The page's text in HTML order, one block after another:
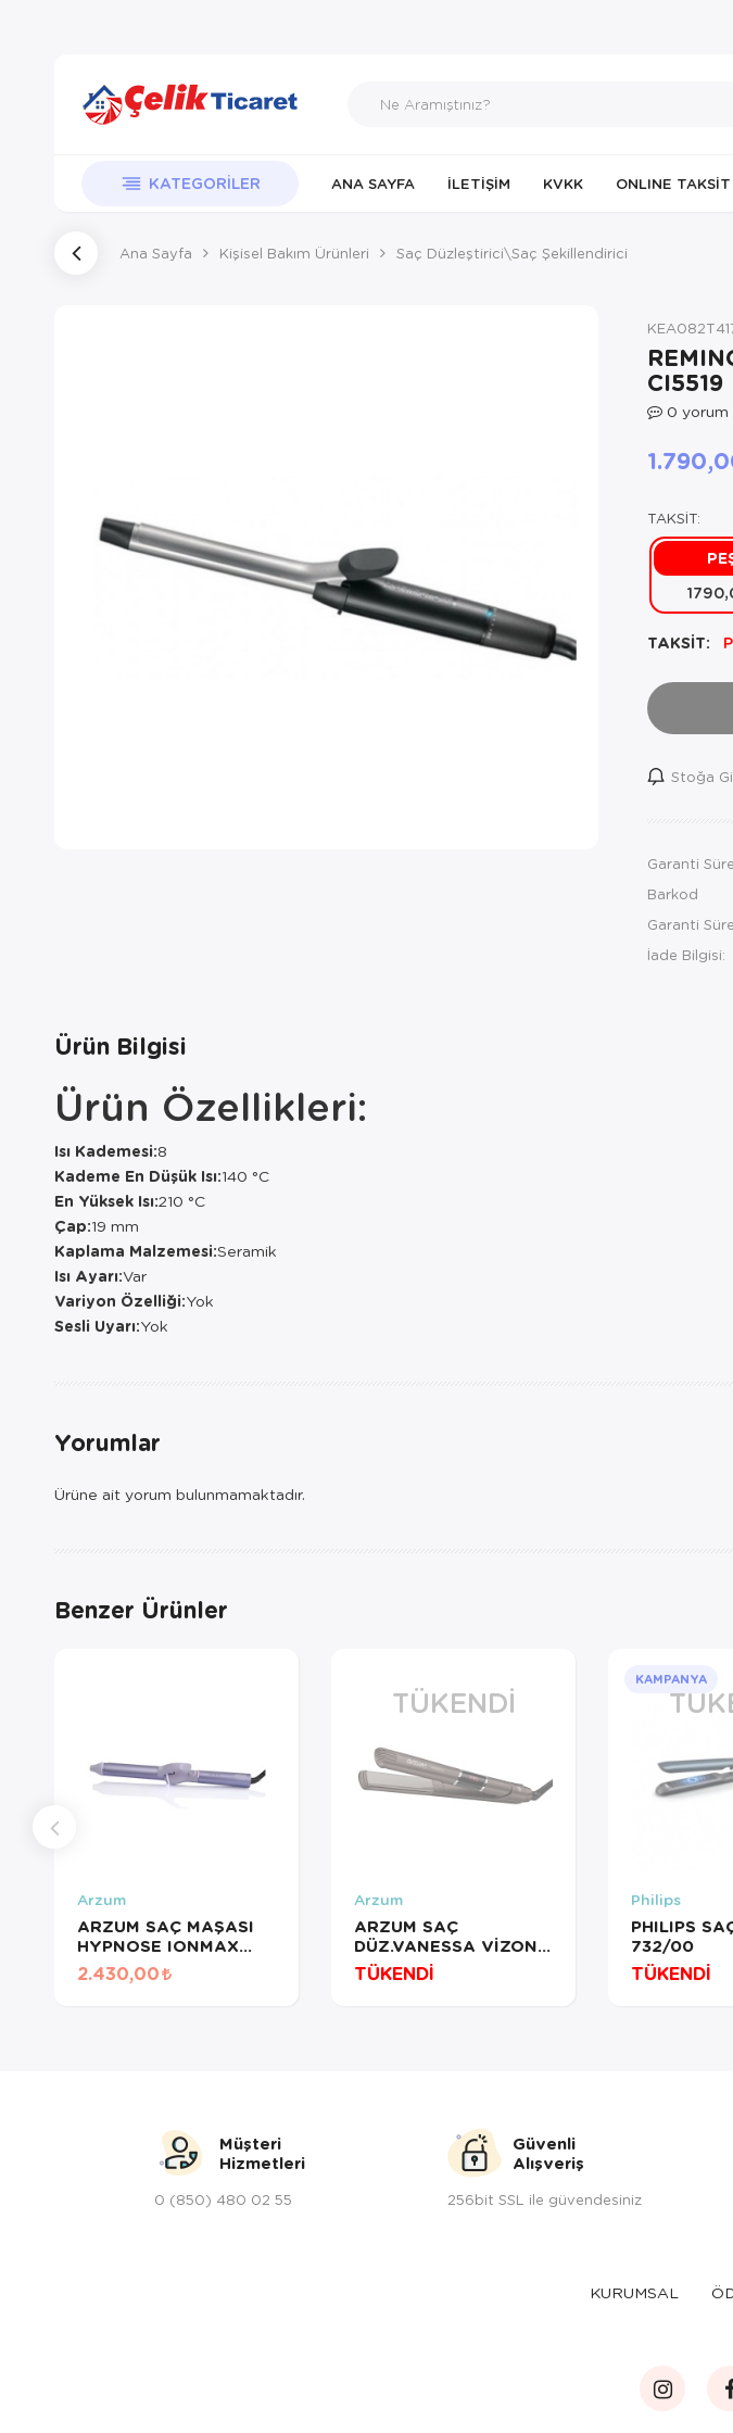
KATEGORILER ANA SAYFA İLETIŞIM KVKK ONLINE
Ana Sayfa Kişisel Bakım Ürünleri Saç Düzleştirici\Saç Şekillendirici
CI5519
0 yorum
TAKSİT:
TAKSİT:
Stoğa
Garanti
Barkod
Garanti
İade Bilgisi:
Ürün Bilgisi
Ürün Özellikleri:
Isı Kademesi:8
Kademe En Düşük Isı:140 °C
En Yüksek Isı:210 °C
Çap:19 mm
Kaplama Malzemesi:Seramik
Isı Ayarı:Var
Variyon Özelliği:Yok
Sesli Uyarı:Yok
Yorumlar
Ürüne ait yorum bulunmamaktadır.
Benzer Ürünler
Arzum
ARZUM SAÇ MAŞASI
HYPNOSE IONMAX
LİLA AR5104
2.430,00
TÜKENDI
Arzum
ARZUM SAÇ
DÜZ.VANESSA VİZON
AR5021
TÜKENDİ
KAMPANYA
Philips
PHILIPS
732/00
TÜKENDİ
Müşteri
Hizmetleri
0 (850) 480 02 55
Güvenli
Alışveriş
256bit SSL ile güvendesiniz
KURUMSAL